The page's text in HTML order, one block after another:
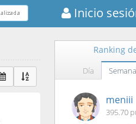
Inicio
Ranking
Día Semana
meniii
395.70